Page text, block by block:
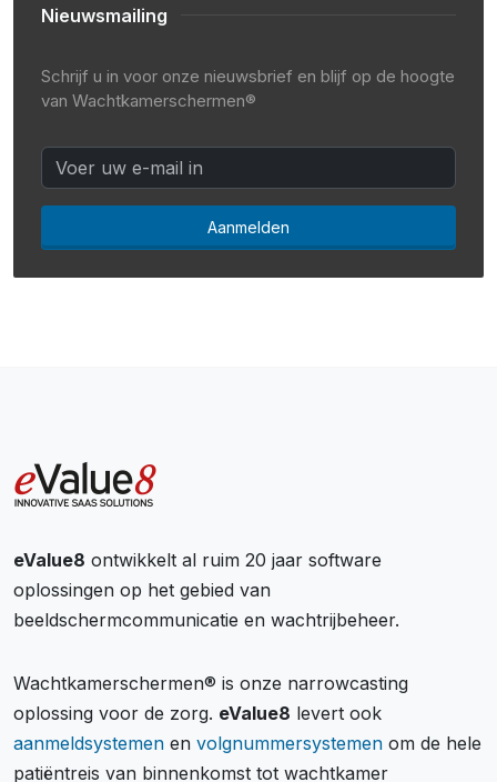
Nieuwsmailing
Schrijf u in voor onze nieuwsbrief en blijf op de hoogte
van Wachtkamerschermen®
Aanmelden
eValue8 ontwikkelt al ruim 20 jaar software
oplossingen op het gebied van
beeldschermcommunicatie en wachtrijbeheer.
Wachtkamerschermen® is onze narrowcasting
oplossing voor de zorg. eValue8 levert ook
aanmeldsystemen en volgnummersystemen om de hele
patiëntreis van binnenkomst tot wachtkamer